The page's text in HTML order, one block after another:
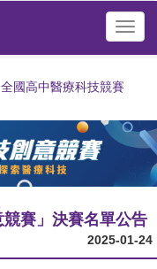
全國高中醫療科技競賽
競賽」決賽名單公告
2025-01-24